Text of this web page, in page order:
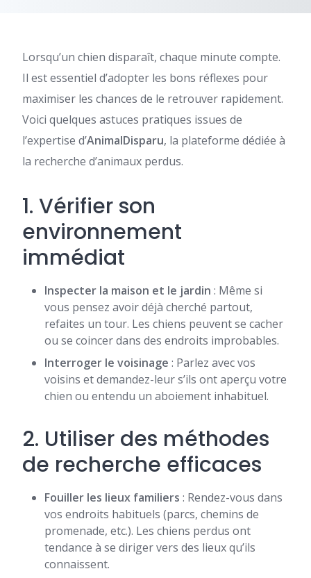
Lorsqu’un chien disparaît, chaque minute compte.
Il est essentiel d’adopter les bons réflexes pour
maximiser les chances de le retrouver rapidement.
Voici quelques astuces pratiques issues de
l’expertise d’AnimalDisparu, la plateforme dédiée à
la recherche d’animaux perdus.
1. Vérifier son
environnement
immédiat
Inspecter la maison et le jardin : Même si
vous pensez avoir déjà cherché partout,
refaites un tour. Les chiens peuvent se cacher
ou se coincer dans des endroits improbables.
Interroger le voisinage : Parlez avec vos
voisins et demandez-leur s’ils ont aperçu votre
chien ou entendu un aboiement inhabituel.
2. Utiliser des méthodes
de recherche efficaces
Fouiller les lieux familiers : Rendez-vous dans
vos endroits habituels (parcs, chemins de
promenade, etc.). Les chiens perdus ont
tendance à se diriger vers des lieux qu’ils
connaissent.